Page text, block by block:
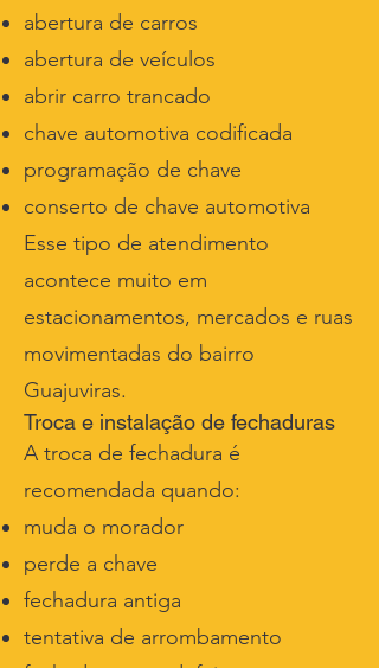
abertura de carros
abertura de veículos
abrir carro trancado
chave automotiva codificada
programação de chave
conserto de chave automotiva
Esse tipo de atendimento
acontece muito em
estacionamentos, mercados e ruas
movimentadas do bairro
Guajuviras.
Troca e instalação de fechaduras
A troca de fechadura é
recomendada quando:
muda o morador
perde a chave
fechadura antiga
tentativa de arrombamento